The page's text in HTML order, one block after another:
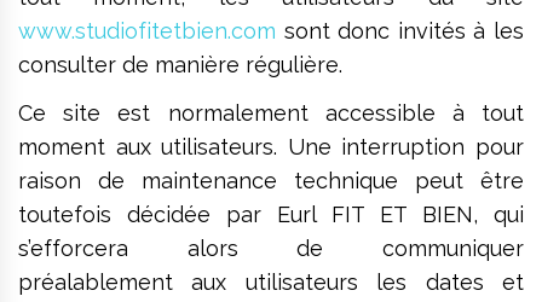
www.studiofitetbien.com sont donc invités à les
consulter de manière régulière.
Ce site est normalement accessible à tout
moment aux utilisateurs. Une interruption pour
raison de maintenance technique peut être
toutefois décidée par Eurl FIT ET BIEN, qui
s’efforcera alors de communiquer
préalablement aux utilisateurs les dates et